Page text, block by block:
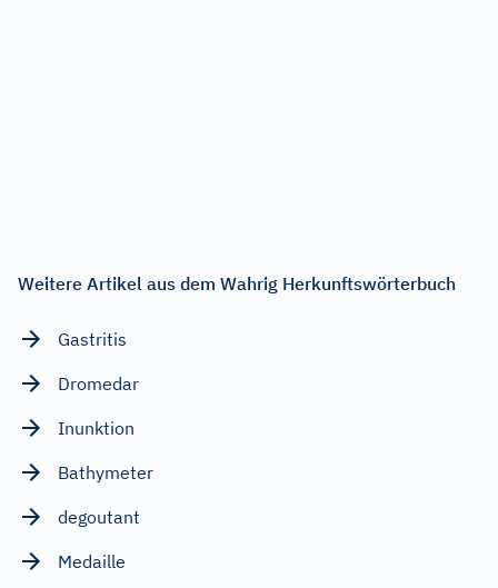
Weitere Artikel aus dem Wahrig Herkunftswörterbuch
Gastritis
Dromedar
Inunktion
Bathymeter
degoutant
Medaille